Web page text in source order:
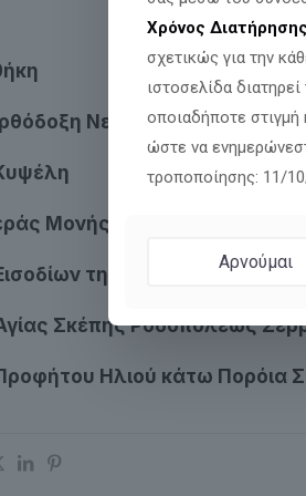
Νεολαία
Μονής Μεταμορφώσεως
της Θεοτόκου Όσσης
Σκέπης Ροδοπόλεως
Ηλιού κάτω Πορόια
Χρόνος Διατήρησης
σχετικώς για την
ιστοσελίδα
οποιαδήποτε
ώστε να
τροποποίησης: 11/
Αρνούμαι